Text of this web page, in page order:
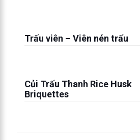
Trấu viên – Viên nén trấu
Củi Trấu Thanh Rice Husk
Briquettes